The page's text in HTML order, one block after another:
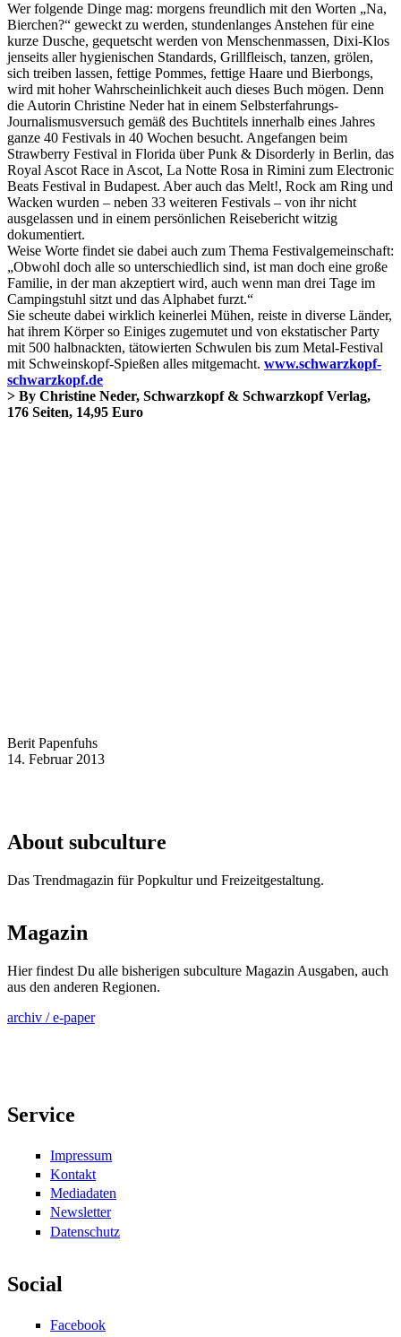
Wer folgende Dinge mag: morgens freundlich mit den Worten „Na,
Bierchen?“ geweckt zu werden, stundenlanges Anstehen für eine
kurze Dusche, gequetscht werden von Menschenmassen, Dixi-Klos
jenseits aller hygienischen Standards, Grillfleisch, tanzen, grölen,
sich treiben lassen, fettige Pommes, fettige Haare und Bierbongs,
wird mit hoher Wahrscheinlichkeit auch dieses Buch mögen. Denn
die Autorin Christine Neder hat in einem Selbsterfahrungs-
Journalismusversuch gemäß des Buchtitels innerhalb eines Jahres
ganze 40 Festivals in 40 Wochen besucht. Angefangen beim
Strawberry Festival in Florida über Punk & Disorderly in Berlin, das
Royal Ascot Race in Ascot, La Notte Rosa in Rimini zum Electronic
Beats Festival in Budapest. Aber auch das Melt!, Rock am Ring und
Wacken wurden – neben 33 weiteren Festivals – von ihr nicht
ausgelassen und in einem persönlichen Reisebericht witzig
dokumentiert.
Weise Worte findet sie dabei auch zum Thema Festivalgemeinschaft:
„Obwohl doch alle so unterschiedlich sind, ist man doch eine große
Familie, in der man akzeptiert wird, auch wenn man drei Tage im
Campingstuhl sitzt und das Alphabet furzt.“
Sie scheute dabei wirklich keinerlei Mühen, reiste in diverse Länder,
hat ihrem Körper so Einiges zugemutet und von ekstatischer Party
mit 500 halbnackten, tätowierten Schwulen bis zum Metal-Festival
mit Schweinskopf-Spießen alles mitgemacht. www.schwarzkopf-
schwarzkopf.de
> By Christine Neder, Schwarzkopf & Schwarzkopf Verlag,
176 Seiten, 14,95 Euro
Berit Papenfuhs
14. Februar 2013
About subculture
Das Trendmagazin für Popkultur und Freizeitgestaltung.
Magazin
Hier findest Du alle bisherigen subculture Magazin Ausgaben, auch
aus den anderen Regionen.
archiv / e-paper
Service
Impressum
Kontakt
Mediadaten
Newsletter
Datenschutz
Social
Facebook